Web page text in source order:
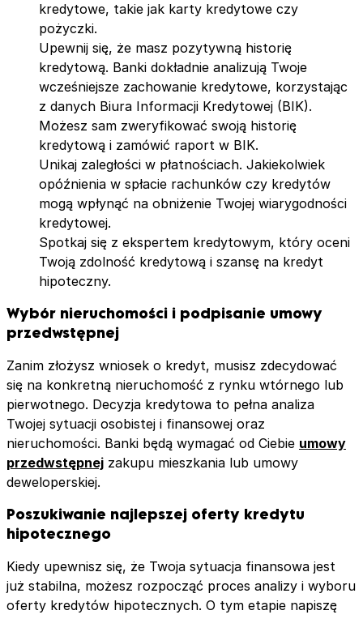
kredytowe, takie jak karty kredytowe czy
pożyczki.
Upewnij się, że masz pozytywną historię
kredytową. Banki dokładnie analizują Twoje
wcześniejsze zachowanie kredytowe, korzystając
z danych Biura Informacji Kredytowej (BIK).
Możesz sam zweryfikować swoją historię
kredytową i zamówić raport w BIK.
Unikaj zaległości w płatnościach. Jakiekolwiek
opóźnienia w spłacie rachunków czy kredytów
mogą wpłynąć na obniżenie Twojej wiarygodności
kredytowej.
Spotkaj się z ekspertem kredytowym, który oceni
Twoją zdolność kredytową i szansę na kredyt
hipoteczny.
Wybór nieruchomości i podpisanie umowy
przedwstępnej
Zanim złożysz wniosek o kredyt, musisz zdecydować
się na konkretną nieruchomość z rynku wtórnego lub
pierwotnego. Decyzja kredytowa to pełna analiza
Twojej sytuacji osobistej i finansowej oraz
nieruchomości. Banki będą wymagać od Ciebie umowy
przedwstępnej zakupu mieszkania lub umowy
deweloperskiej.
Poszukiwanie najlepszej oferty kredytu
hipotecznego
Kiedy upewnisz się, że Twoja sytuacja finansowa jest
już stabilna, możesz rozpocząć proces analizy i wyboru
oferty kredytów hipotecznych. O tym etapie napiszę